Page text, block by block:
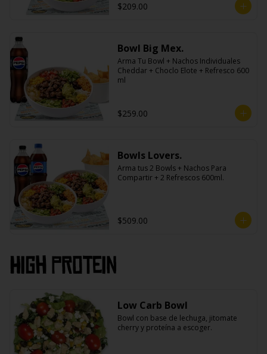
$209.00
Bowl Big Mex.
Arma Tu Bowl + Nachos Individuales
Cheddar + Choclo Elote + Refresco 600
ml
$259.00
Bowls Lovers.
Arma tus 2 Bowls + Nachos Para
Compartir + 2 Refrescos 600ml.
$509.00
High PROtein
Low Carb Bowl
Bowl con base de lechuga, jitomate
cherry y proteína a escoger.